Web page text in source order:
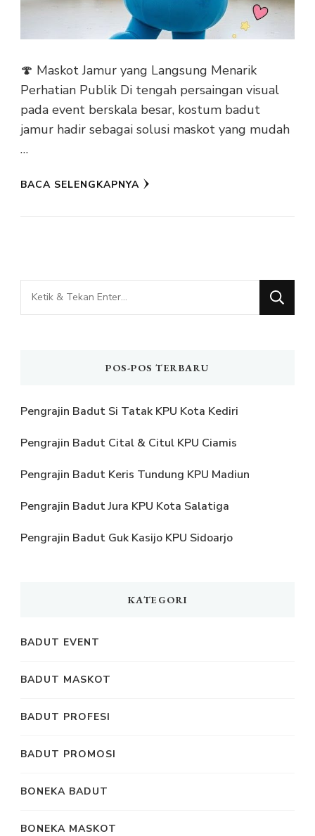
🍄 Maskot Jamur yang Langsung Menarik
Perhatian Publik Di tengah persaingan visual
pada event berskala besar, kostum badut
jamur hadir sebagai solusi maskot yang mudah
…
BACA SELENGKAPNYA
Mencari
Sesuatu?
POS-POS TERBARU
Pengrajin Badut Si Tatak KPU Kota Kediri
Pengrajin Badut Cital & Citul KPU Ciamis
Pengrajin Badut Keris Tundung KPU Madiun
Pengrajin Badut Jura KPU Kota Salatiga
Pengrajin Badut Guk Kasijo KPU Sidoarjo
KATEGORI
BADUT EVENT
BADUT MASKOT
BADUT PROFESI
BADUT PROMOSI
BONEKA BADUT
BONEKA MASKOT